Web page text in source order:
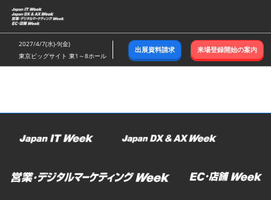
ス
キ
ッ
し
む
2027/4/7(水)-9(金)
東京ビッグサイト 東1～8ホール
出展資料請求 来場登録開始の案内